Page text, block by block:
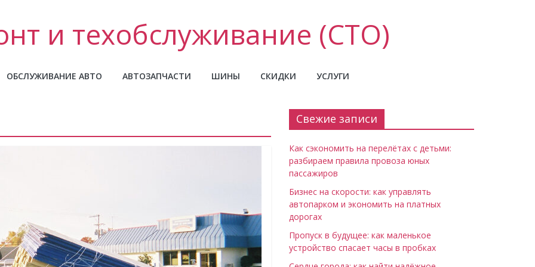
и техобслуживание (СТО)
ОБСЛУЖИВАНИЕ АВТО АВТОЗАПЧАСТИ ШИНЫ СКИДКИ УСЛУГИ
Свежие записи
Как сэкономить на перелётах с детьми:
разбираем правила провоза юных
пассажиров
Бизнес на скорости: как управлять
автопарком и экономить на платных
дорогах
Пропуск в будущее: как маленькое
устройство спасает часы в пробках